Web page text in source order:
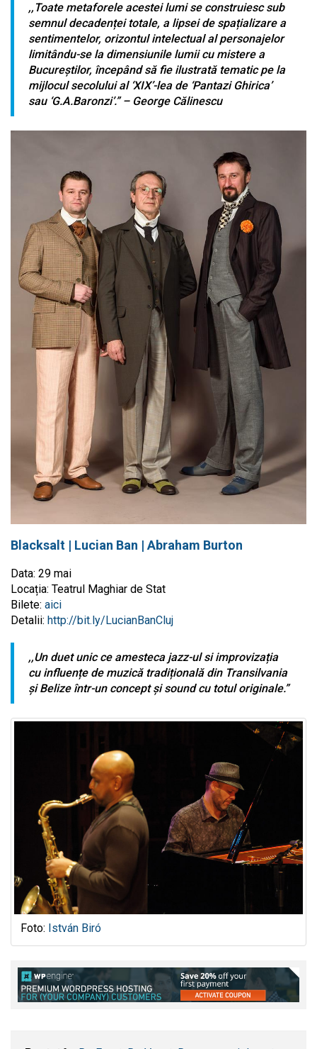
,,Toate metaforele acestei lumi se construiesc sub
semnul decadenței totale, a lipsei de spațializare a
sentimentelor, orizontul intelectual al personajelor
limitându-se la dimensiunile lumii cu mistere a
Bucureștilor, începând să fie ilustrată tematic pe la
mijlocul secolului al ‘XIX’-lea de ‘Pantazi Ghirica’
sau ‘G.A.Baronzi’.” – George Călinescu
Blacksalt | Lucian Ban | Abraham Burton
Data: 29 mai
Locația: Teatrul Maghiar de Stat
Bilete: aici
Detalii: http://bit.ly/LucianBanCluj
,,Un duet unic ce amesteca jazz-ul si improvizația
cu influențe de muzică tradițională din Transilvania
și Belize într-un concept și sound cu totul originale.”
Foto: István Biró